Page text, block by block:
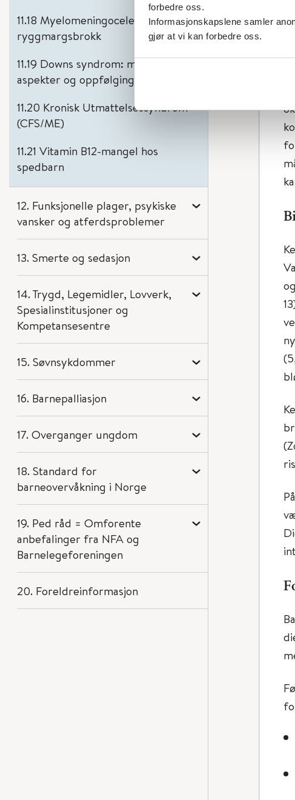
forbedre oss.
Informasjonskapslene samler
gjør at vi kan forbedre oss.
11.18 Myelomeningocele (MMC),
ryggmargsbrokk
11.19 Downs syndrom: medisinske
aspekter og oppfølging
11.20 Kronisk Utmattelsessyndrom
(CFS/ME)
11.21 Vitamin B12-mangel hos
spedbarn
12. Funksjonelle plager, psykiske
vansker og atferdsproblemer
13. Smerte og sedasjon
14. Trygd, Legemidler, Lovverk,
Spesialinstitusjoner og
Kompetansesentre
15. Søvnsykdommer
16. Barnepalliasjon
17. Overganger ungdom
18. Standard for
barneovervåkning i Norge
19. Ped råd = Omforente
anbefalinger fra NFA og
Barnelegeforeningen
20. Foreldreinformasjon